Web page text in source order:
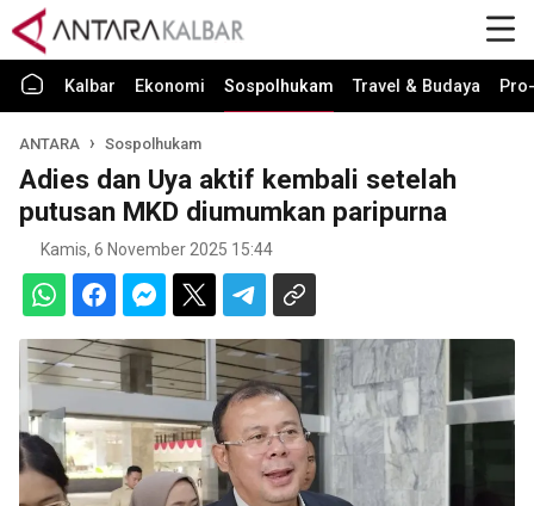
Kalbar Ekonomi Sospolhukam Travel & Budaya
ANTARA Sospolhukam
Adies dan Uya aktif kembali setelah
putusan MKD diumumkan paripurna
Kamis, 6 November 2025 15:44